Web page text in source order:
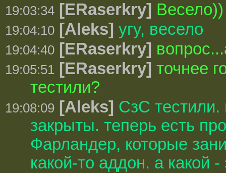
19:03:34 [ERaserkry] Весело))
19:04:10 [Aleks] угу, весело
19:04:40 [ERaserkry]
19:05:51 [ERaserkry] точнее
тестили?
19:08:09 [Aleks] СзС тестили.
закрыты. теперь есть
Фарландер, которые
какой-то аддон. а какой